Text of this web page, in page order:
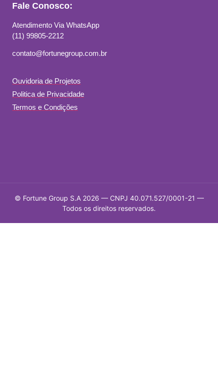
Fale Conosco:
Atendimento Via WhatsApp
(11) 99805-2212
contato@fortunegroup.com.br
Ouvidoria de Projetos
Politica de Privacidade
Termos e Condições
© Fortune Group S.A 2026 — CNPJ 40.071.527/0001-21 —
Todos os direitos reservados.